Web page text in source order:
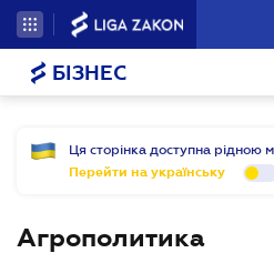
БІЗНЕС
Ця сторінка доступна рідною
Перейти на українську
Агрополитика